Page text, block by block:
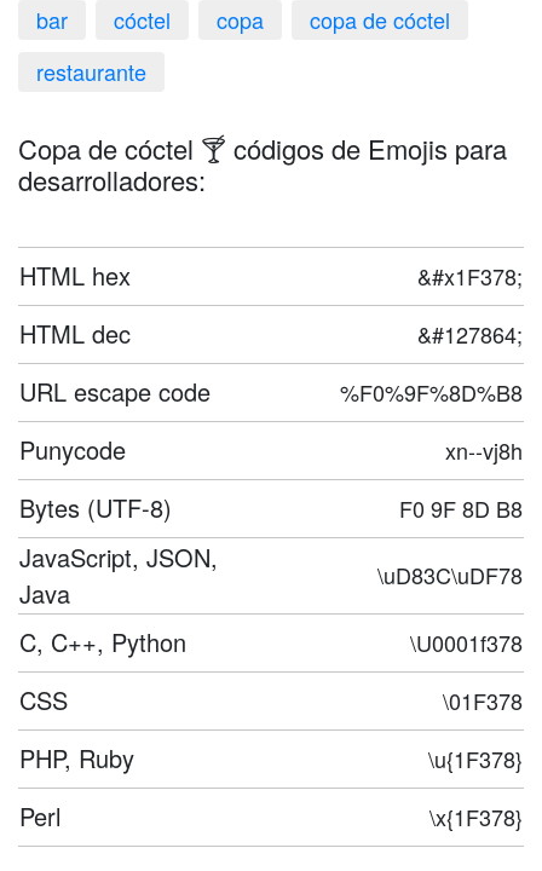
bar cóctel copa
copa de cóctel
restaurante
Copa de cóctel 🍸 códigos de Emojis para
desarrolladores:
HTML hex &#x1F378;
HTML dec &#127864;
URL escape code %F0%9F%8D%B8
Punycode xn--vj8h
Bytes (UTF-8) F0 9F 8D B8
JavaScript, JSON,
Java
\uD83C\uDF78
C, C++, Python \U0001f378
CSS \01F378
PHP, Ruby \u{1F378}
Perl \x{1F378}